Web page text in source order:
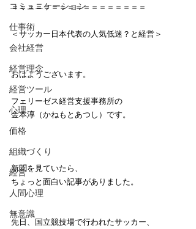
コミュニケーション
仕事術
会社経営
経営理念
経営ツール
心理
価格
組織づくり
経営
人間心理
無意識
＝＝＝＝＝＝＝＝＝＝＝＝＝＝＝＝＝
＜サッカー日本代表の人気低迷？と経営＞
おはようございます。
フェリーゼス経営支援事務所の
金本淳（かねもとあつし）です。
新聞を見ていたら、
ちょっと面白い記事がありました。
先日、国立競技場で行われたサッカー、